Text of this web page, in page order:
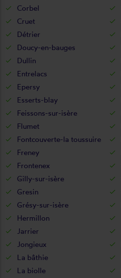
Corbel
Cruet
Détrier
Doucy-en-bauges
Dullin
Entrelacs
Epersy
Esserts-blay
Feissons-sur-isère
Flumet
Fontcouverte-la toussuire
Freney
Frontenex
Gilly-sur-isère
Gresin
Grésy-sur-isère
Hermillon
Jarrier
Jongieux
La bâthie
La biolle